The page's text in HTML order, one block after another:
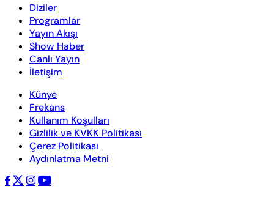
Diziler
Programlar
Yayın Akışı
Show Haber
Canlı Yayın
İletişim
Künye
Frekans
Kullanım Koşulları
Gizlilik ve KVKK Politikası
Çerez Politikası
Aydınlatma Metni